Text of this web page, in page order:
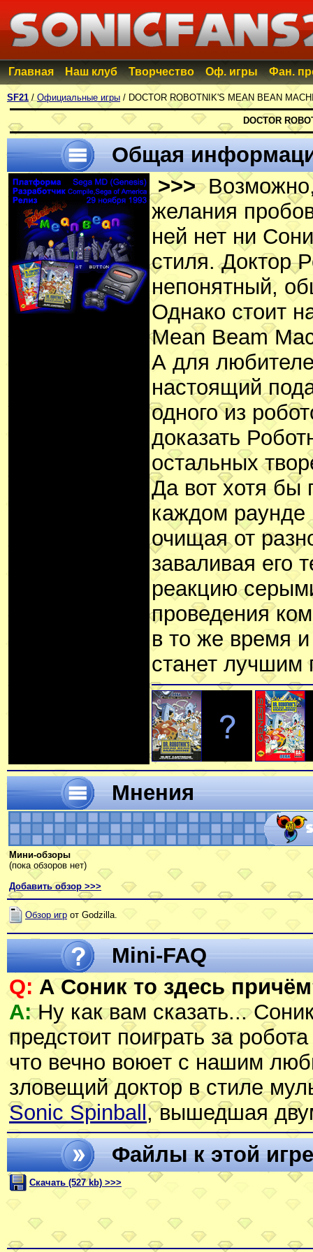
Главная Наш клуб Творчество Оф. игры Фан.
SF21 /Официальные игры / DOCTOR ROBOTNIK'S MEAN BEAN
DOCTOR
Общая
>>>Возможно,
желания
ней нет ни
стиля. Доктор
непонятный,
Однако стоит
Mean Beam
А для
настоящий
одного из
доказать
остальных
Да вот хотя бы
каждом раунде
очищая от
заваливая его
реакцию
проведения
в то же время
станет
Мнения
Мини-обзоры
(пока обзоров нет)
Добавить обзор >>>
Обзор игр от Godzilla.
Mini-FAQ
Q: А Соник то здесь
A:Ну как вам сказать...
предстоит поиграть за
что вечно воюет с нашим
зловещий доктор в стиле
Sonic Spinball, вышедшая
Файлы к этой игре
Скачать (527 kb) >>>